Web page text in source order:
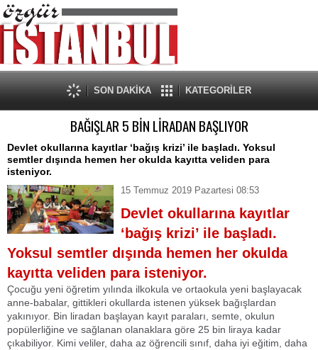
SON DAKİKA KATEGORİLER
BAĞIŞLAR 5 BİN LİRADAN BAŞLIYOR
Devlet okullarına kayıtlar ‘bağış krizi’ ile başladı. Yoksul
semtler dışında hemen her okulda kayıtta veliden para
isteniyor.
15 Temmuz 2019 Pazartesi 08:53
Devlet okullarına kayıtlar
‘bağış krizi’ ile başladı.
Yoksul semtler dışında hemen her okulda
kayıtta veliden para isteniyor.
Çocuğu yeni öğretim yılında ilkokula ve ortaokula yeni başlayacak
anne-babalar, gittikleri okullarda istenen yüksek bağışlardan
yakınıyor. Bin liradan başlayan kayıt paraları, semte, okulun
popülerliğine ve sağlanan olanaklara göre 25 bin liraya kadar
çıkabiliyor. Kimi veliler, daha az öğrencili sınıf, daha iyi eğitim, daha